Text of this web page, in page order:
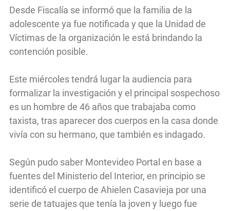
Desde Fiscalía se informó que la familia de la
adolescente ya fue notificada y que la Unidad de
Víctimas de la organización le está brindando la
contención posible.
Este miércoles tendrá lugar la audiencia para
formalizar la investigación y el principal sospechoso
es un hombre de 46 años que trabajaba como
taxista, tras aparecer dos cuerpos en la casa donde
vivía con su hermano, que también es indagado.
Según pudo saber Montevideo Portal en base a
fuentes del Ministerio del Interior, en principio se
identificó el cuerpo de Ahielen Casavieja por una
serie de tatuajes que tenía la joven y luego fue